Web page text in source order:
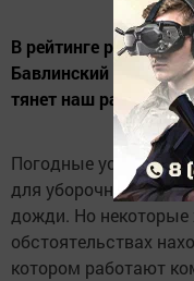
В рейтинге районов
Бавлинский район
тянет наш район
Погодные условия в
для уборочных
дожди. Но некоторые
обстоятельствах
котором работают